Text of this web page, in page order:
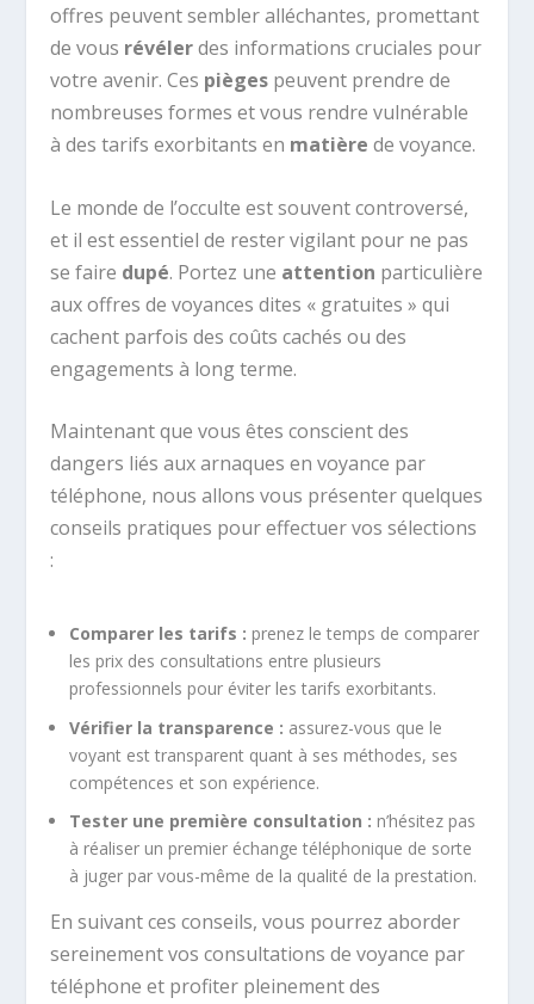
offres peuvent sembler alléchantes, promettant
de vous révélerdes informations cruciales pour
votre avenir. Ces pièges peuvent prendre de
nombreuses formes et vous rendre vulnérable
à des tarifs exorbitants en matière de voyance.
Le monde de l’occulte est souvent controversé,
et il est essentiel de rester vigilant pour ne pas
se faire dupé. Portez une attention particulière
aux offres de voyances dites « gratuites » qui
cachent parfois des coûts cachés ou des
engagements à long terme.
Maintenant que vous êtes conscient des
dangers liés aux arnaques en voyance par
téléphone, nous allons vous présenter quelques
conseils pratiques pour effectuer vos sélections
:
Comparer les tarifs : prenez le temps de comparer
les prix des consultations entre plusieurs
professionnels pour éviter les tarifs exorbitants.
Vérifier la transparence : assurez-vous que le
voyant est transparent quant à ses méthodes, ses
compétences et son expérience.
Tester une première consultation : n’hésitez pas
à réaliser un premier échange téléphonique de sorte
à juger par vous-même de la qualité de la prestation.
En suivant ces conseils, vous pourrez aborder
sereinement vos consultations de voyance par
téléphone et profiter pleinement des